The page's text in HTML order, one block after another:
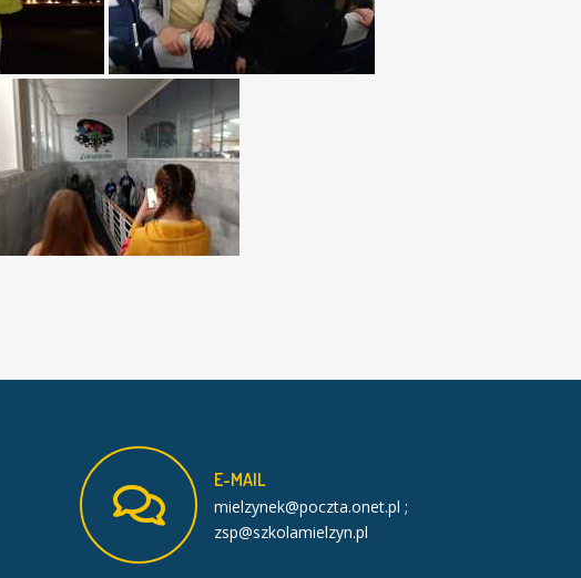
E-MAIL
mielzynek@poczta.onet.pl ;
zsp@szkolamielzyn.pl